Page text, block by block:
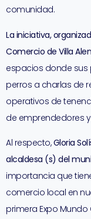
comunidad.
La iniciativa,
Comercio de Villa
espacios donde sus
perros a charlas de
operativos de
de emprendedores
Al respecto,Gloria
alcaldesa (s) del
importancia que
comercio local en
primera Expo